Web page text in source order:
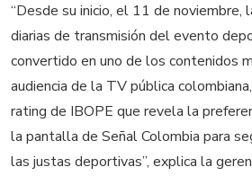
“Desde su inicio, el 11 de noviembre,
diarias de transmisión del evento
convertido en uno de los contenidos
audiencia de la TV pública
rating de IBOPE que revela la
la pantalla de Señal Colombia para
las justas deportivas”, explica la